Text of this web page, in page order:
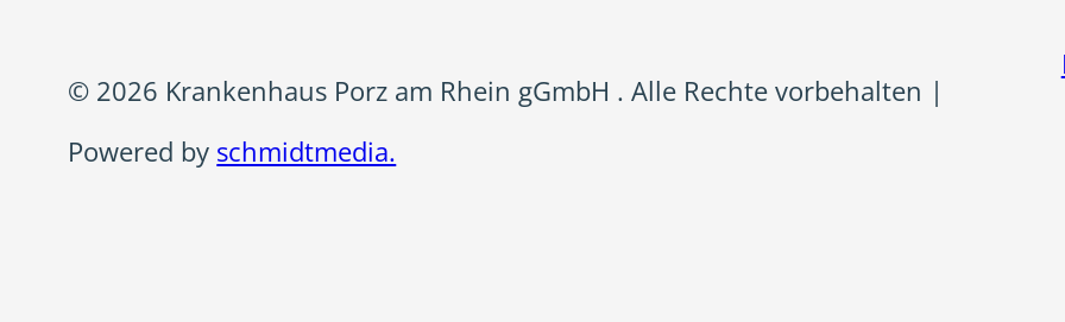
© 2026 Krankenhaus Porz am Rhein gGmbH . Alle Rechte vorbehalten |
Powered by schmidtmedia.